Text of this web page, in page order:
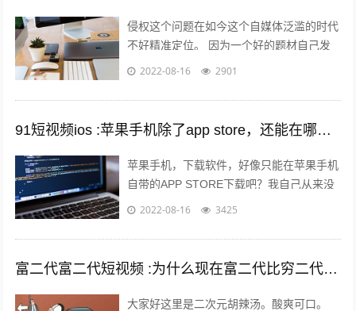
侵权这个问题在如今这个自媒体泛滥的时代
不好精准定位。 因为一个好的题材自己发
布出去可能只需要短短的几分钟时间就能够
2022-08-16 2901
91短视频ios :苹果手机除了app store，还能在哪里下载软件？包括一些破解软件？
苹果手机，下载软件，好像只能在苹果手机
自带的APP STORE下载吧？我自己从来没
有尝试过在其他地方下载，在越狱最火热的
2022-08-16 3425
富二代富二代短视频 :为什么现在富二代比穷二代努力？
大家好这里是二次元胡辣汤。酸爽可口。